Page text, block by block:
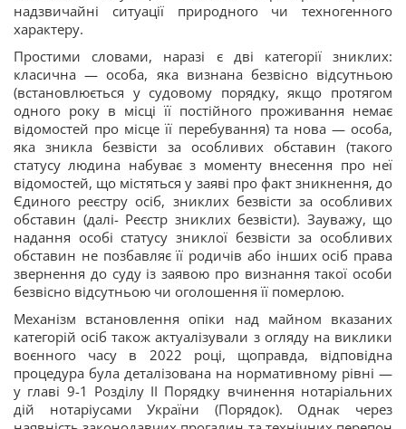
надзвичайні ситуації природного чи техногенного
характеру.
Простими словами, наразі є дві категорії зниклих:
класична — особа, яка визнана безвісно відсутньою
(встановлюється у судовому порядку, якщо протягом
одного року в місці її постійного проживання немає
відомостей про місце її перебування) та нова — особа,
яка зникла безвісти за особливих обставин (такого
статусу людина набуває з моменту внесення про неї
відомостей, що містяться у заяві про факт зникнення, до
Єдиного реєстру осіб, зниклих безвісти за особливих
обставин (далі- Реєстр зниклих безвісти). Зауважу, що
надання особі статусу зниклої безвісти за особливих
обставин не позбавляє її родичів або інших осіб права
звернення до суду із заявою про визнання такої особи
безвісно відсутньою чи оголошення її померлою.
Механізм встановлення опіки над майном вказаних
категорій осіб також актуалізували з огляду на виклики
воєнного часу в 2022 році, щоправда, відповідна
процедура була деталізована на нормативному рівні —
у главі 9-1 Розділу ІІ Порядку вчинення нотаріальних
дій нотаріусами України (Порядок). Однак через